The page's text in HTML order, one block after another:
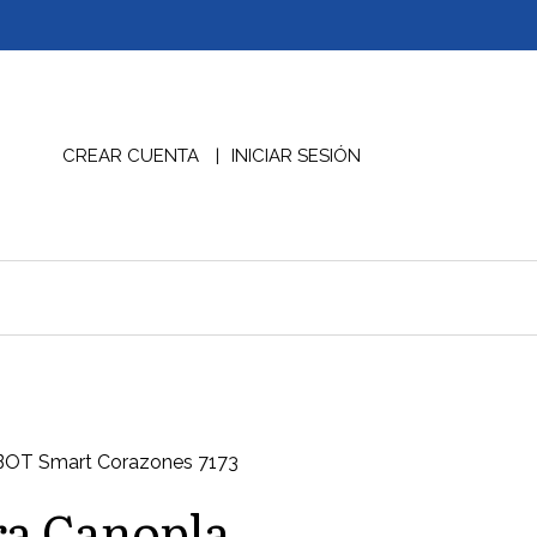
CREAR CUENTA INICIAR SESIÓN
Smart Corazones 7173